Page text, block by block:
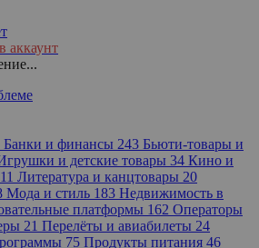
аккаунт
Банки и финансы 243 Бьюти-товары и
и детские товары 34 Кино и
11 Литература и канцтовары 20
Мода и стиль 183 Недвижимость в
платформы 162 Операторы
21 Перелёты и авиабилеты 24
75 Продукты питания 46